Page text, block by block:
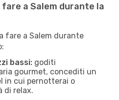
a Salem durante la
fare a Salem durante
bassi: goditi
gourmet, concediti un
in cui pernotterai o
di relax.